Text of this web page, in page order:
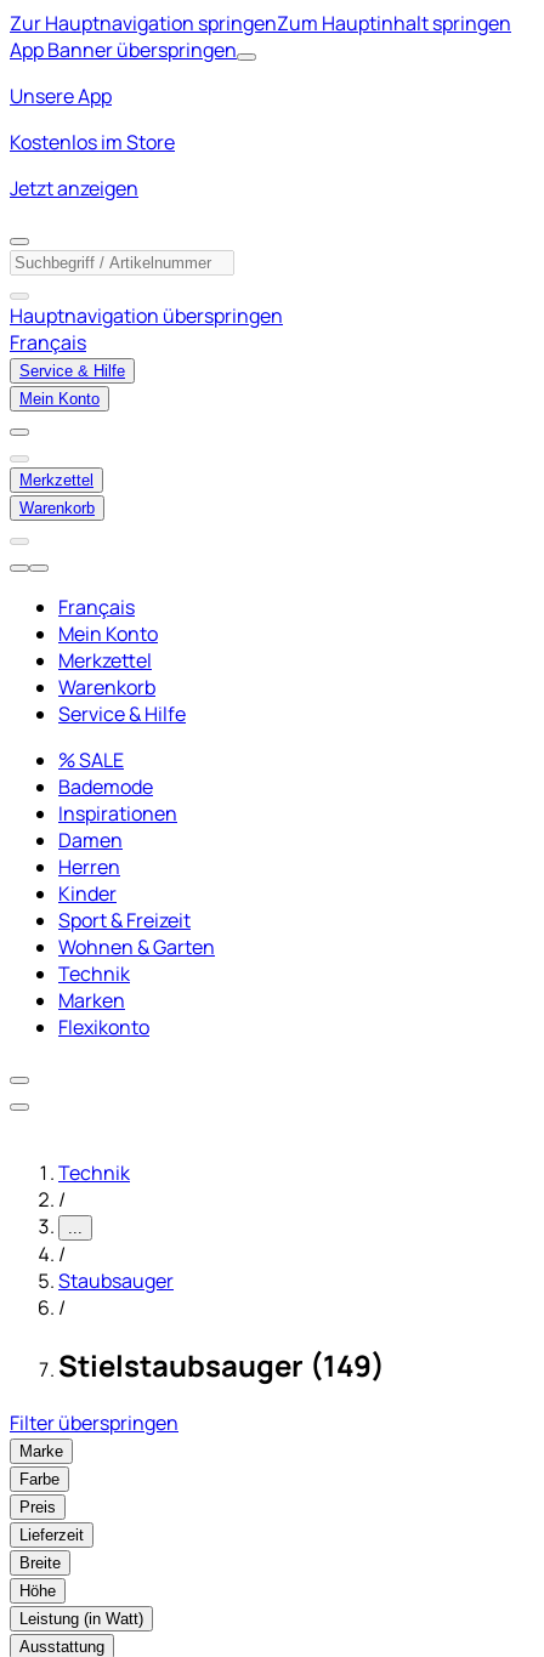
Zur Hauptnavigation springenZum Hauptinhalt springen
App Banner überspringen
Unsere App
Kostenlos im Store
Jetzt anzeigen
Hauptnavigation überspringen
Français
Service & Hilfe
Mein Konto
Merkzettel
Warenkorb
Français
Mein Konto
Merkzettel
Warenkorb
Service & Hilfe
% SALE
Bademode
Inspirationen
Damen
Herren
Kinder
Sport & Freizeit
Wohnen & Garten
Technik
Marken
Flexikonto
Technik
/
...
/
Staubsauger
/
Stielstaubsauger (149)
Filter überspringen
Marke
Farbe
Preis
Lieferzeit
Breite
Höhe
Leistung (in Watt)
Ausstattung